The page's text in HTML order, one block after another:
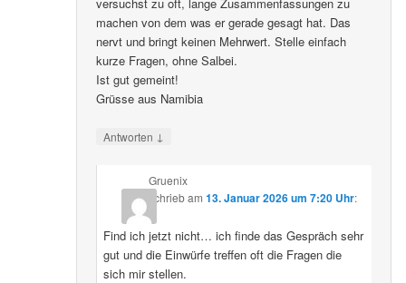
machen von dem was er gerade gesagt hat. Das
nervt und bringt keinen Mehrwert. Stelle einfach
kurze Fragen, ohne Salbei.
Ist gut gemeint!
Grüsse aus Namibia
Antworten ↓
Gruenix
schriebam 13. Januar 2026 um 7:20 Uhr:
Find ich jetzt nicht… ich finde das Gespräch sehr
gut und die Einwürfe treffen oft die Fragen die
sich mir stellen.